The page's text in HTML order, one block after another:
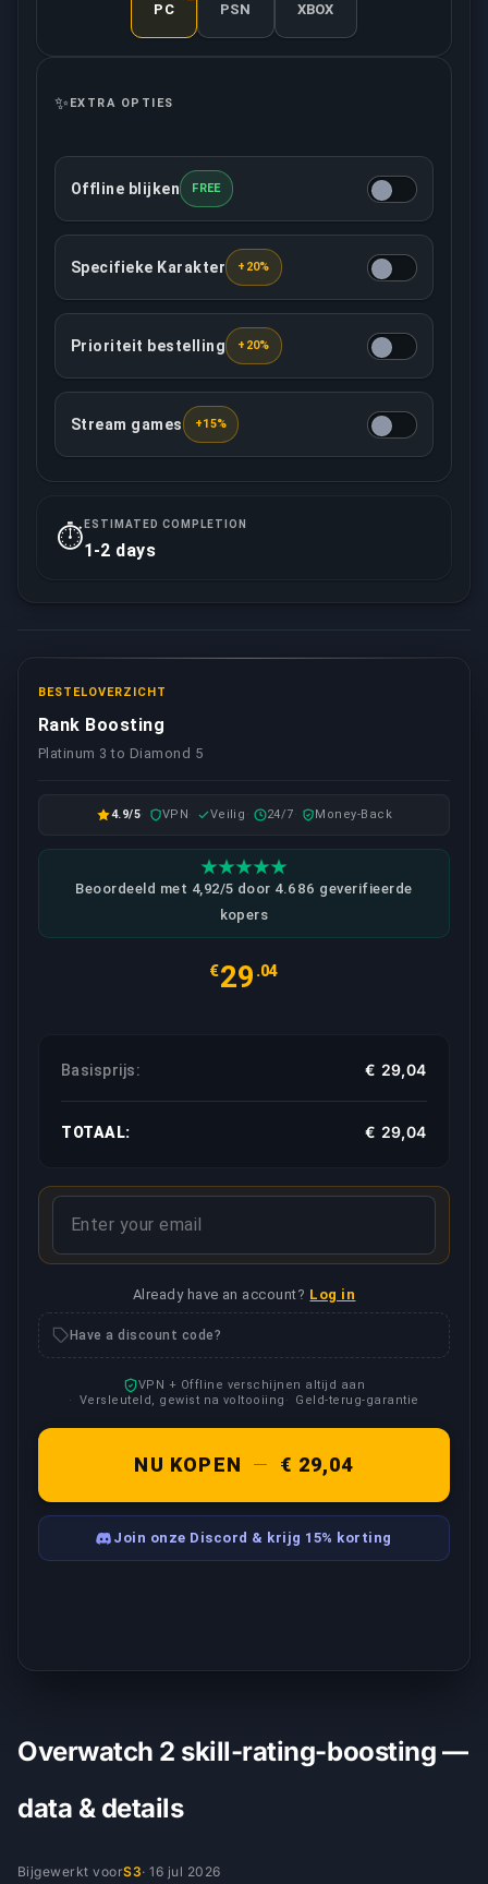
PC PSN XBOX
✨ EXTRA OPTIES
Deze optie zorgt ervoor dat jouw account offline
Offline blijken FREE
Jij mag beslissen welke karakters jouw
Specifieke Karakter +20%
Deze optie voorziet dat jouw bestelling met hoge
Prioriteit bestelling +20%
Jouw toegewezen booster zal alle games
Stream games +15%
⏱️ ESTIMATED COMPLETION
1-2 days
BESTELOVERZICHT
Rank Boosting
Platinum 3 to Diamond 5
4.9/5 VPN Veilig 24/7 Money-Back
Beoordeeld met 4,92/5 door 4.686 geverifieerde
kopers
€29 .04
Basisprijs: € 29,04
TOTAAL: € 29,04
Already have an account? Log in
Have a discount code?
VPN + Offline verschijnen altijd aan
Versleuteld, gewist na voltooiing
Geld-terug-garantie
NU KOPEN — € 29,04
Join onze Discord & krijg 15% korting
Overwatch 2 skill-rating-boosting —
data & details
Bijgewerkt voorS3·16 jul 2026